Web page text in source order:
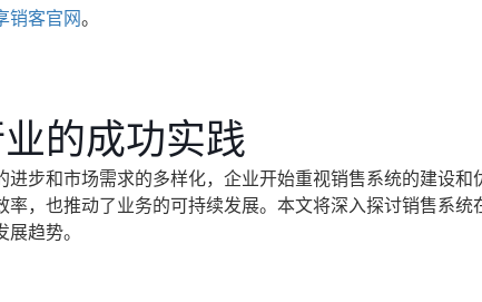
销客官网。
的成功实践
步和市场需求的多样化，企业开始重视销售系统的建设和
，也推动了业务的可持续发展。本文将深入探讨销售系统
趋势。